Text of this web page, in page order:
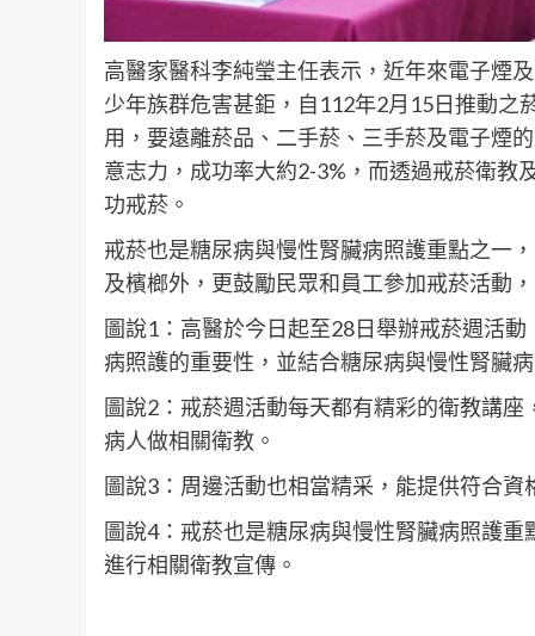
高醫家醫科李純瑩主任表示，近年來電子煙
少年族群危害甚鉅，自112年2月15日推動之
用，要遠離菸品、二手菸、三手菸及電子煙
意志力，成功率大約2-3%，而透過戒菸衛教
功戒菸。
戒菸也是糖尿病與慢性腎臟病照護重點之一
及檳榔外，更鼓勵民眾和員工參加戒菸活動
圖說1：高醫於今日起至28日舉辦戒菸週活
病照護的重要性，並結合糖尿病與慢性腎臟
圖說2：戒菸週活動每天都有精彩的衛教講
病人做相關衛教。
圖說3：周邊活動也相當精采，能提供符合
圖說4：戒菸也是糖尿病與慢性腎臟病照護
進行相關衛教宣傳。